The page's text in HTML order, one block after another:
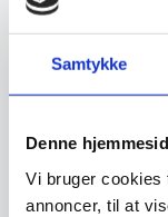
Samtykke
Denne
Vi bruger cookies
annoncer, til at
optimal